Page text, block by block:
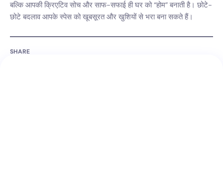
बल्कि आपकी क्रिएटिव सोच और साफ-सफाई ही घर को “होम” बनाती है। छोटे-
छोटे बदलाव आपके स्पेस को खूबसूरत और खुशियों से भरा बना सकते हैं।
SHARE